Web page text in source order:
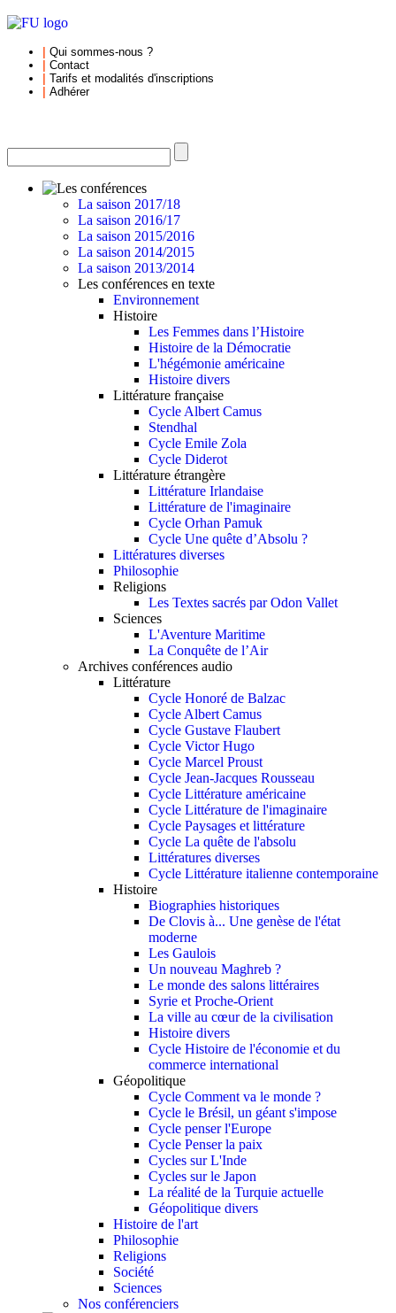
Qui sommes-nous ?
Contact
Tarifs et modalités d'inscriptions
Adhérer
La saison 2017/18
La saison 2016/17
La saison 2015/2016
La saison 2014/2015
La saison 2013/2014
Les conférences en texte
Environnement
Histoire
Les Femmes dans l’Histoire
Histoire de la Démocratie
L'hégémonie américaine
Histoire divers
Littérature française
Cycle Albert Camus
Stendhal
Cycle Emile Zola
Cycle Diderot
Littérature étrangère
Littérature Irlandaise
Littérature de l'imaginaire
Cycle Orhan Pamuk
Cycle Une quête d’Absolu ?
Littératures diverses
Philosophie
Religions
Les Textes sacrés par Odon Vallet
Sciences
L'Aventure Maritime
La Conquête de l’Air
Archives conférences audio
Littérature
Cycle Honoré de Balzac
Cycle Albert Camus
Cycle Gustave Flaubert
Cycle Victor Hugo
Cycle Marcel Proust
Cycle Jean-Jacques Rousseau
Cycle Littérature américaine
Cycle Littérature de l'imaginaire
Cycle Paysages et littérature
Cycle La quête de l'absolu
Littératures diverses
Cycle Littérature italienne contemporaine
Histoire
Biographies historiques
De Clovis à... Une genèse de l'état
moderne
Les Gaulois
Un nouveau Maghreb ?
Le monde des salons littéraires
Syrie et Proche-Orient
La ville au cœur de la civilisation
Histoire divers
Cycle Histoire de l'économie et du
commerce international
Géopolitique
Cycle Comment va le monde ?
Cycle le Brésil, un géant s'impose
Cycle penser l'Europe
Cycle Penser la paix
Cycles sur L'Inde
Cycles sur le Japon
La réalité de la Turquie actuelle
Géopolitique divers
Histoire de l'art
Philosophie
Religions
Société
Sciences
Nos conférenciers